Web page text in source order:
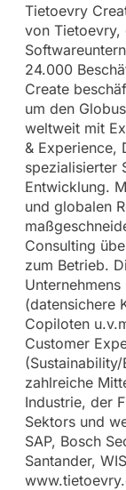
Tietoevry
von Tietoevry,
24.000
Create
um den
weltweit mit
& Experience,
spezialisierter
Entwicklung.
und globalen
Consulting
zum Betrieb.
(datensichere
Copiloten
Customer
zahlreiche
Industrie, der
Sektors und
SAP, Bosch
Santander,